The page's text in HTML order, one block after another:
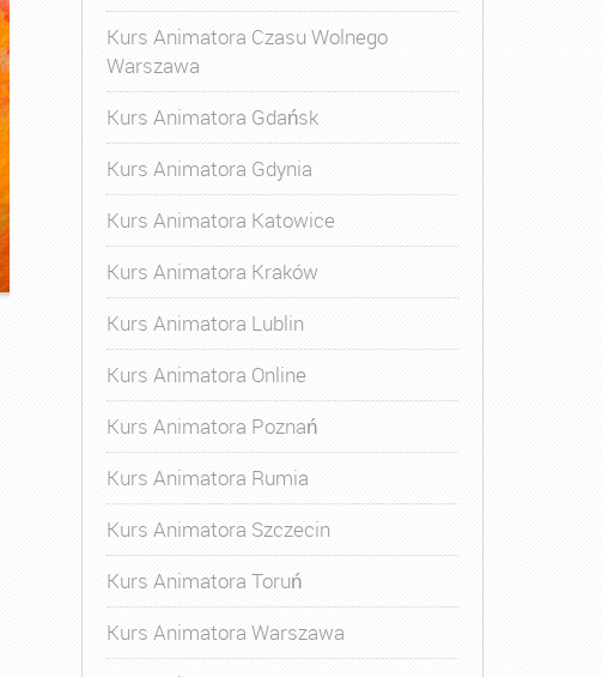
Kurs Animatora Czasu Wolnego
Warszawa
Kurs Animatora Gdańsk
Kurs Animatora Gdynia
Kurs Animatora Katowice
Kurs Animatora Kraków
Kurs Animatora Lublin
Kurs Animatora Online
Kurs Animatora Poznań
Kurs Animatora Rumia
Kurs Animatora Szczecin
Kurs Animatora Toruń
Kurs Animatora Warszawa